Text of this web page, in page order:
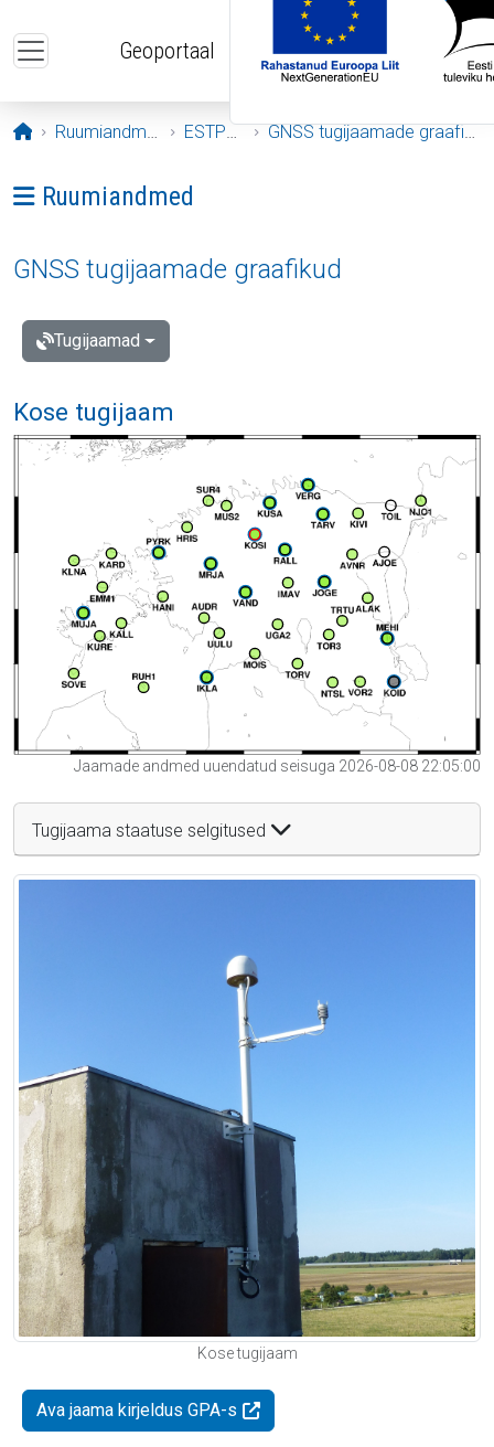
Geoportaal
Avaleht
Ruumiandmed ESTPOS GNSS tugijaamade graafikud
Ava menüü: Ruumiandmed
Ruumiandmed
GNSS tugijaamade graafikud
Tugijaamad
Kose tugijaam
Jaamade andmed uuendatud seisuga 2026-08-08 22:05:00
Tugijaama staatuse selgitused
Kose tugijaam
Ava jaama kirjeldus GPA-s